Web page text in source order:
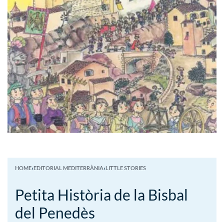
HOME›EDITORIAL MEDITERRÀNIA›LITTLE STORIES
Petita Història de la Bisbal
del Penedès